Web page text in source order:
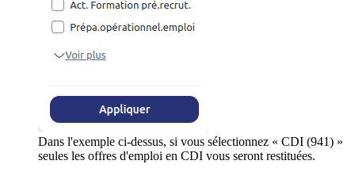
Dans l'exemple ci-dessus, si vous sélectionnez « CDI (941) »
seules les offres d'emploi en CDI vous seront restituées.